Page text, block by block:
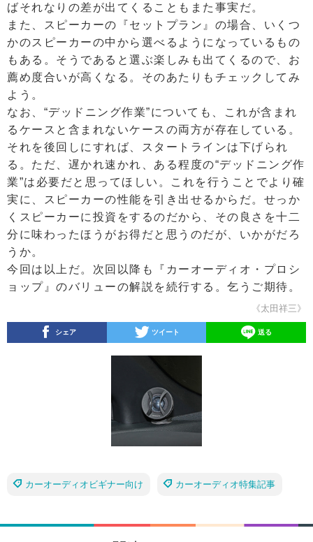
ばそれなりの差が出てくることもまた事実だ。
また、スピーカーの『セットプラン』の場合、いくつ
かのスピーカーの中から選べるようになっているもの
もある。そうであると選ぶ楽しみも出てくるので、お
薦め度合いが高くなる。そのあたりもチェックしてみ
よう。
なお、“デッドニング作業”についても、これが含まれ
るケースと含まれないケースの両方が存在している。
それを後回しにすれば、スタートラインは下げられ
る。ただ、遅かれ速かれ、ある程度の“デッドニング作
業”は必要だと思ってほしい。これを行うことでより確
実に、スピーカーの性能を引き出せるからだ。せっか
くスピーカーに投資をするのだから、その良さを十二
分に味わったほうがお得だと思うのだが、いかがだろ
うか。
今回は以上だ。次回以降も『カーオーディオ・プロシ
ョップ』のバリューの解説を続行する。乞うご期待。
《太田祥三》
シェア ツイート 送る
カーオーディオビギナー向け カーオーディオ特集記事